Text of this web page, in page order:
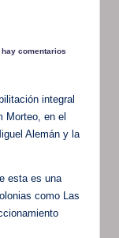
hay comentarios
integral
Morteo, en el
Alemán y la
esta es una
como Las